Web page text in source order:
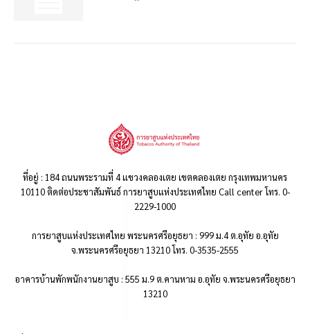
ที่อยู่ : 184 ถนนพระรามที่ 4 แขวงคลองเตย เขตคลองเตย กรุงเทพมหานคร
10110 ติดต่อประชาสัมพันธ์ การยาสูบแห่งประเทศไทย Call center โทร. 0-
2229-1000
การยาสูบแห่งประเทศไทย พระนครศรีอยุธยา : 999 ม.4 ต.อุทัย อ.อุทัย
จ.พระนครศรีอยุธยา 13210 โทร. 0-3535-2555
อาคารบ้านพักพนักงานยาสูบ : 555 ม.9 ต.คานหาม อ.อุทัย จ.พระนครศรีอยุธยา
13210